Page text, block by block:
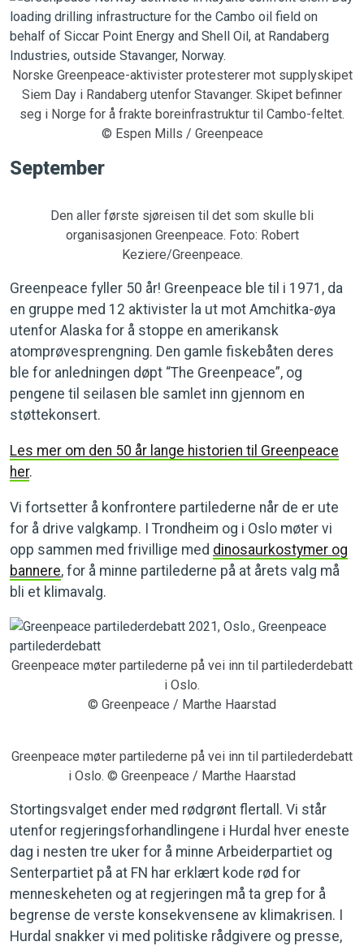
Norske Greenpeace-aktivister protesterer mot supplyskipet
Siem Day i Randaberg utenfor Stavanger. Skipet befinner
seg i Norge for å frakte boreinfrastruktur til Cambo-feltet.
© Espen Mills / Greenpeace
September
Den aller første sjøreisen til det som skulle bli
organisasjonen Greenpeace. Foto: Robert
Keziere/Greenpeace.
Greenpeace fyller 50 år! Greenpeace ble til i 1971, da
en gruppe med 12 aktivister la ut mot Amchitka-øya
utenfor Alaska for å stoppe en amerikansk
atomprøvesprengning. Den gamle fiskebåten deres
ble for anledningen døpt “The Greenpeace”, og
pengene til seilasen ble samlet inn gjennom en
støttekonsert.
Les mer om den 50 år lange historien til Greenpeace
her.
Vi fortsetter å konfrontere partilederne når de er ute
for å drive valgkamp. I Trondheim og i Oslo møter vi
opp sammen med frivillige med dinosaurkostymer og
bannere, for å minne partilederne på at årets valg må
bli et klimavalg.
Greenpeace møter partilederne på vei inn til partilederdebatt
i Oslo.
© Greenpeace / Marthe Haarstad
Greenpeace møter partilederne på vei inn til partilederdebatt
i Oslo. © Greenpeace / Marthe Haarstad
Stortingsvalget ender med rødgrønt flertall. Vi står
utenfor regjeringsforhandlingene i Hurdal hver eneste
dag i nesten tre uker for å minne Arbeiderpartiet og
Senterpartiet på at FN har erklært kode rød for
menneskeheten og at regjeringen må ta grep for å
begrense de verste konsekvensene av klimakrisen. I
Hurdal snakker vi med politiske rådgivere og presse,